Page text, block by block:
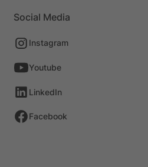
Social Media
Instagram
Youtube
LinkedIn
Facebook